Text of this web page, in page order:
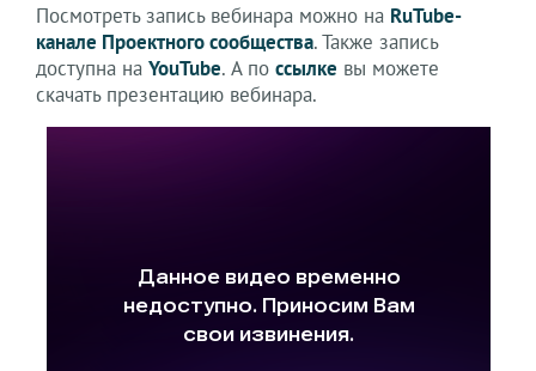
Посмотреть запись вебинара можно на RuTube-
канале Проектного сообщества. Также запись
доступна на YouTube. А по ссылке вы можете
скачать презентацию вебинара.